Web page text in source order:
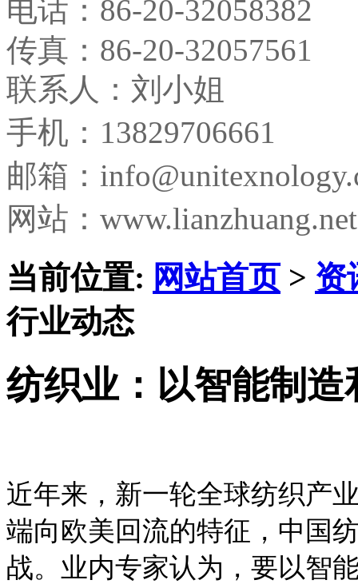
电话： 86-20-32058382
传真： 86-20-32057561
联系人：刘小姐
手机：13829706661
邮箱：
网站：www.lianzhuang.net
当前位置: 网站首页> 资
行业动态
纺织业：以智能制
近年来，新一轮全球纺织产
端向欧美回流的特征，中国
战。业内专家认为，要以智